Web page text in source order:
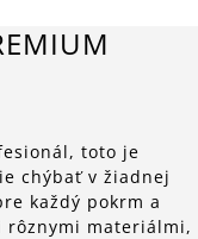
toto je
chýbať v žiadnej
každý pokrm a
rôznymi materiálmi,